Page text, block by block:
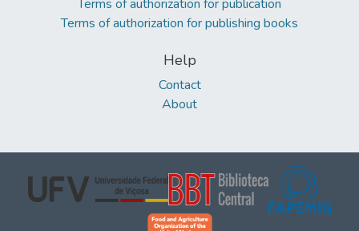
Terms of authorization for publication
Terms of authorization for publishing books
Help
Contact
About